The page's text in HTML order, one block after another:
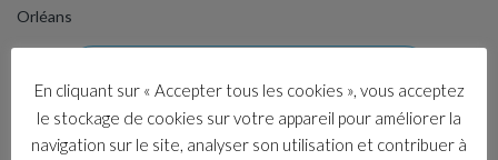
Orléans
En cliquant sur « Accepter tous les cookies », vous acceptez
le stockage de cookies sur votre appareil pour améliorer la
navigation sur le site, analyser son utilisation et contribuer à